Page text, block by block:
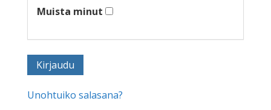
Muista minut
Unohtuiko salasana?